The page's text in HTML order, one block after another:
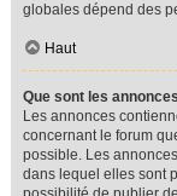
globales dépend des
Haut
Que sont les
Les annonces
concernant le forum
possible. Les
dans lequel elles sont